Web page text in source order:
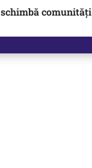
comunități